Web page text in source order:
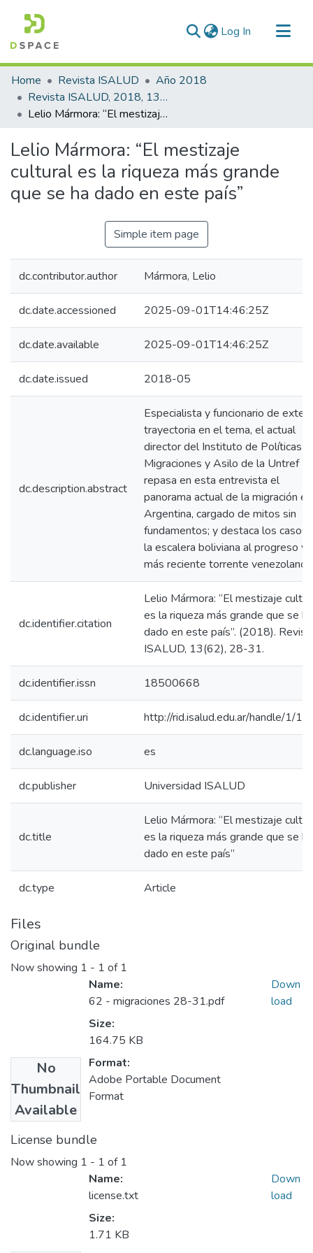
Log In (current)
Communities & Collections
All of DSpace
Statistics
Home Revista ISALUD
Año 2018
Revista ISALUD, 2018, 13(62)
Lelio Mármora: “El mestizaje cultural es la riqueza más grande que se ha dado en este país”
Lelio Mármora: “El mestizaje
cultural es la riqueza más grande
que se ha dado en este país”
Simple item page
dc.contributor.author Mármora, Lelio
dc.date.accessioned 2025-09-01T14:46:25Z
dc.date.available 2025-09-01T14:46:25Z
dc.date.issued 2018-05
dc.description.abstract
Especialista y funcionario de
trayectoria en el tema, el actual
director del Instituto de Políticas
Migraciones y Asilo de la Untref
repasa en esta entrevista el
panorama actual de la migración
Argentina, cargado de mitos sin
fundamentos; y destaca los casos
la escalera boliviana al progreso y
más reciente torrente venezolano.
dc.identifier.citation
Lelio Mármora: “El mestizaje
es la riqueza más grande que se ha
dado en este país”. (2018).
ISALUD, 13(62), 28-31.
dc.identifier.issn 18500668
dc.identifier.uri http://rid.isalud.edu.ar/handle/1/
dc.language.iso es
dc.publisher Universidad ISALUD
dc.title
Lelio Mármora: “El mestizaje
es la riqueza más grande que se ha
dado en este país”
dc.type Article
Files
Original bundle
Now showing 1 - 1 of 1
No
Thumbnail
Available
Name:
62 - migraciones 28-31.pdf
Size:
164.75 KB
Format:
Adobe Portable Document
Format
Down
load
License bundle
Now showing 1 - 1 of 1
Name:
license.txt
Size:
1.71 KB
Down
load